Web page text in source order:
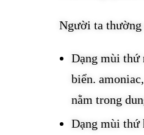
Người ta thường
Dạng mùi thứ
biển.
nằm trong
Dạng mùi thứ